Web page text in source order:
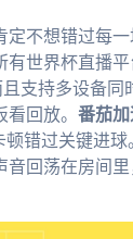
不想错过每
有世界杯直播
支持多设备同
回放。 番茄
错过关键进
回荡在房间